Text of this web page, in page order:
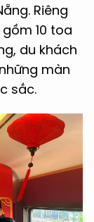
Riêng
10 toa
du khách
màn
sắc.